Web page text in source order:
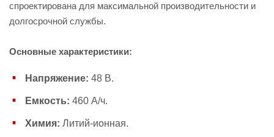
спроектирована для максимальной производительности и
долгосрочной службы.
Основные характеристики:
Напряжение: 48 В.
Емкость: 460 А/ч.
Химия: Литий-ионная.